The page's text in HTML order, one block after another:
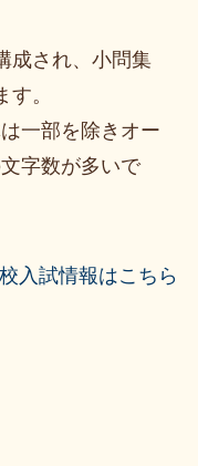
成され、小問集
。
一部を除きオー
字数が多いで
入試情報はこちら